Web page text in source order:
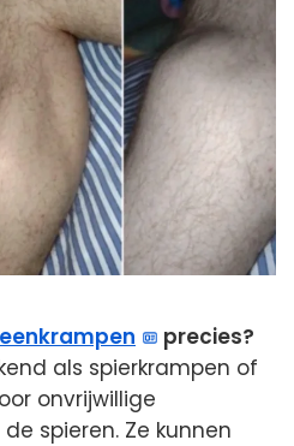
precies?
als spierkrampen of
onvrijwillige
spieren. Ze kunnen